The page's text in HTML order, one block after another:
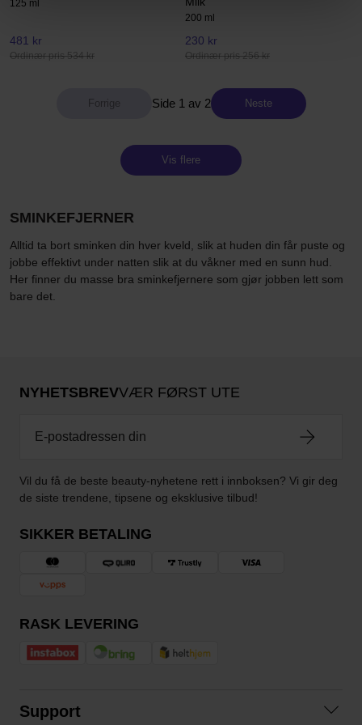
125 ml
481 kr
Ordinær pris 534 kr
200 ml
230 kr
Ordinær pris 256 kr
Side 1 av 2 Neste
Vis flere
SMINKEFJERNER
Alltid ta bort sminken din hver kveld, slik at huden din får puste og
jobbe effektivt under natten slik at du våkner med en sunn hud.
Her finner du masse bra sminkefjernere som gjør jobben lett som
bare det.
NYHETSBREVVÆR FØRST UTE
Vil du få de beste beauty-nyhetene rett i innboksen? Vi gir deg
de siste trendene, tipsene og eksklusive tilbud!
SIKKER BETALING
RASK LEVERING
Support